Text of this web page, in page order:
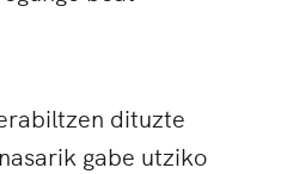
dituzte
gabe utziko